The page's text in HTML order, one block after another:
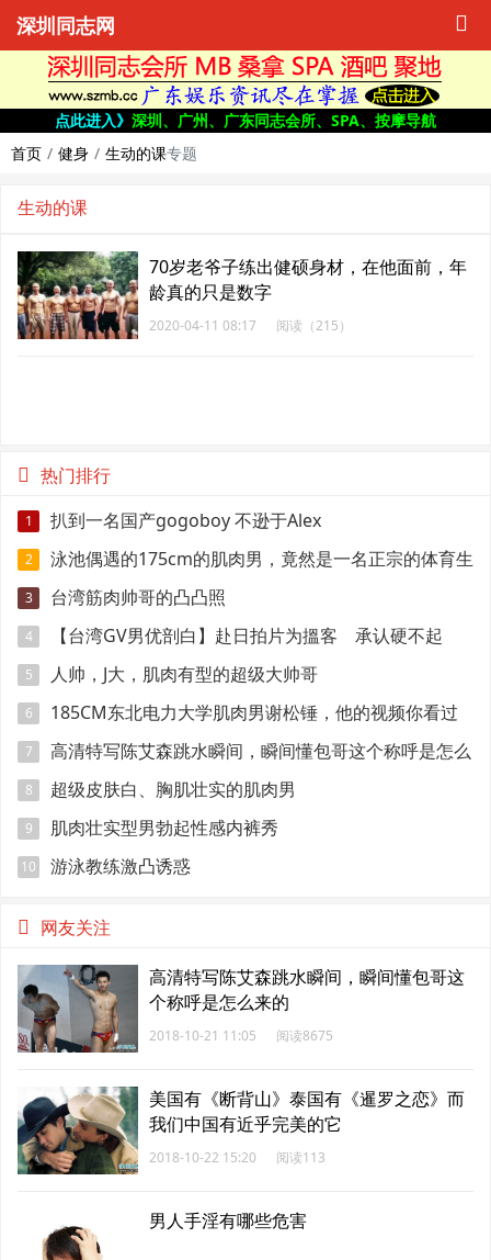
深圳同志网
点此进入》 深圳、广州、广东同志会所、SPA、按摩导航
首页
健身 生动的课专题
生动的课
70岁老爷子练出健硕身材，在他面前，年
龄真的只是数字
2020-04-11 08:17 阅读（215）
热门排行
1 扒到一名国产gogoboy 不逊于Alex
2 泳池偶遇的175cm的肌肉男，竟然是一名正宗的体育生
3 台湾筋肉帅哥的凸凸照
4
【台湾GV男优剖白】赴日拍片为搵客 承认硬不起
来：但我还有性欲
5 人帅，J大，肌肉有型的超级大帅哥
6
185CM东北电力大学肌肉男谢松锤，他的视频你看过
吗
7
高清特写陈艾森跳水瞬间，瞬间懂包哥这个称呼是怎么
来的
8 超级皮肤白、胸肌壮实的肌肉男
9 肌肉壮实型男勃起性感内裤秀
10 游泳教练激凸诱惑
网友关注
高清特写陈艾森跳水瞬间，瞬间懂包哥这
个称呼是怎么来的
2018-10-21 11:05 阅读8675
美国有《断背山》泰国有《暹罗之恋》而
我们中国有近乎完美的它
2018-10-22 15:20 阅读113
男人手淫有哪些危害